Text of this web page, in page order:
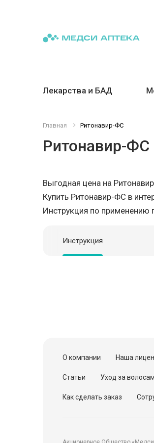
Лекарства и БАД
Главная Ритонавир-ФС
Ритонавир-ФС
Выгодная цена на
Купить Ритонавир-ФС в
Инструкция по применению
Инструкция
О компании Наша
Статьи Уход за
Как сделать заказ